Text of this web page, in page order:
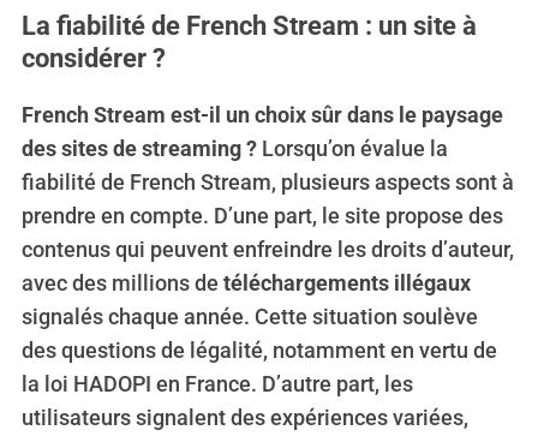
La fiabilité de French Stream : un site à
considérer ?
French Stream est-il un choix sûr dans le paysage
des sites de streaming ?Lorsqu’on évalue la
fiabilité de French Stream, plusieurs aspects sont à
prendre en compte. D’une part, le site propose des
contenus qui peuvent enfreindre les droits d’auteur,
avec des millions de téléchargements illégaux
signalés chaque année. Cette situation soulève
des questions de légalité, notamment en vertu de
la loi HADOPI en France. D’autre part, les
utilisateurs signalent des expériences variées,